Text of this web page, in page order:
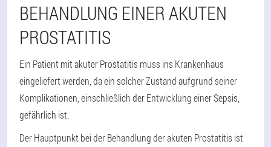
BEHANDLUNG EINER AKUTEN
PROSTATITIS
Ein Patient mit akuter Prostatitis muss ins Krankenhaus
eingeliefert werden, da ein solcher Zustand aufgrund seiner
Komplikationen, einschließlich der Entwicklung einer Sepsis,
gefährlich ist.
Der Hauptpunkt bei der Behandlung der akuten Prostatitis ist